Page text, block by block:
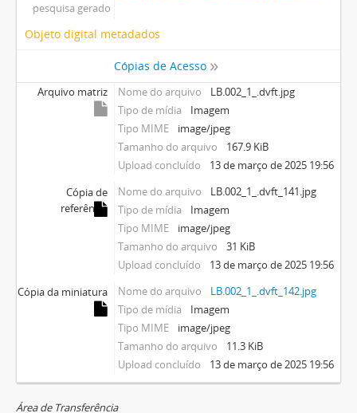
pesquisa gerado
Objeto digital metadados
Cópias de Acesso
Arquivo matriz Nome do arquivo
LB.002_1_.dvft.jpg
Tipo de mídia
Imagem
Tipo MIME
image/jpeg
Tamanho do arquivo
167.9 KiB
Upload concluído
13 de março de 2025 19:56
Cópia de
referência
Nome do arquivo
LB.002_1_.dvft_141.jpg
Tipo de mídia
Imagem
Tipo MIME
image/jpeg
Tamanho do arquivo
31 KiB
Upload concluído
13 de março de 2025 19:56
Cópia da miniatura
Nome do arquivo
LB.002_1_.dvft_142.jpg
Tipo de mídia
Imagem
Tipo MIME
image/jpeg
Tamanho do arquivo
11.3 KiB
Upload concluído
13 de março de 2025 19:56
Área de Transferência